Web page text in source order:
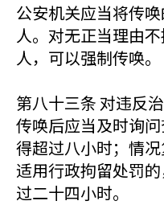
公安机关应当将传
人。对无正当理由
人，可以强制传唤。
第八十三条 对违反
传唤后应当及时询
得超过八小时；情
适用行政拘留处罚
过二十四小时。